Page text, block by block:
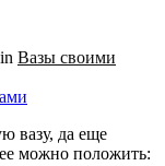
in Вазы своими
вазу, да еще
можно положить: